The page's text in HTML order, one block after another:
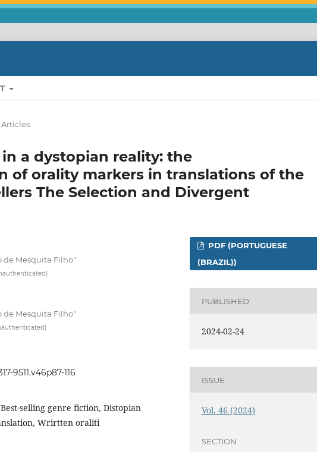
Articles
a dystopian reality: the
of orality markers in translations of the
The Selection and Divergent
de Mesquita Filho"
de Mesquita Filho"
9511.v46p87-116
selling genre fiction, Distopian
Wrirtten oraliti
PDF (PORTUGUESE
(BRAZIL))
PUBLISHED
2024-02-24
ISSUE
Vol. 46 (2024)
SECTION